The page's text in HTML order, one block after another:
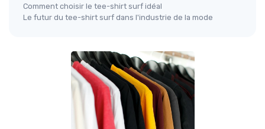
Comment choisir le tee-shirt surf idéal
Le futur du tee-shirt surf dans l'industrie de la mode